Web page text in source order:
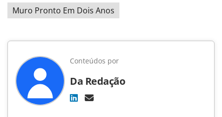
Muro Pronto Em Dois Anos
Conteúdos por
Da Redação